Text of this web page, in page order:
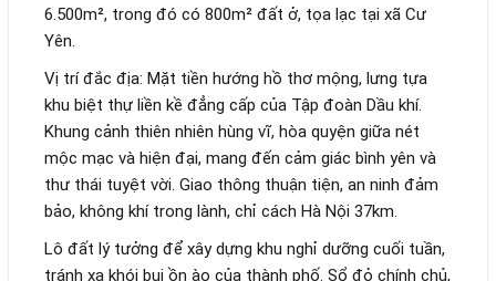
6.500m², trong đó có 800m² đất ở, tọa lạc tại xã Cư
Yên.
Vị trí đắc địa: Mặt tiền hướng hồ thơ mộng, lưng tựa
khu biệt thự liền kề đẳng cấp của Tập đoàn Dầu khí.
Khung cảnh thiên nhiên hùng vĩ, hòa quyện giữa nét
mộc mạc và hiện đại, mang đến cảm giác bình yên và
thư thái tuyệt vời. Giao thông thuận tiện, an ninh đảm
bảo, không khí trong lành, chỉ cách Hà Nội 37km.
Lô đất lý tưởng để xây dựng khu nghỉ dưỡng cuối tuần,
tránh xa khói bụi ồn ào của thành phố. Sổ đỏ chính chủ,